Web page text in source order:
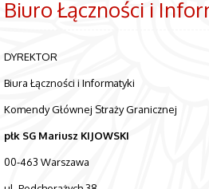
Biuro Łączności i
DYREKTOR
Biura Łączności i Informatyki
Komendy Głównej Straży Granicznej
płk SG Mariusz KIJOWSKI
00-463 Warszawa